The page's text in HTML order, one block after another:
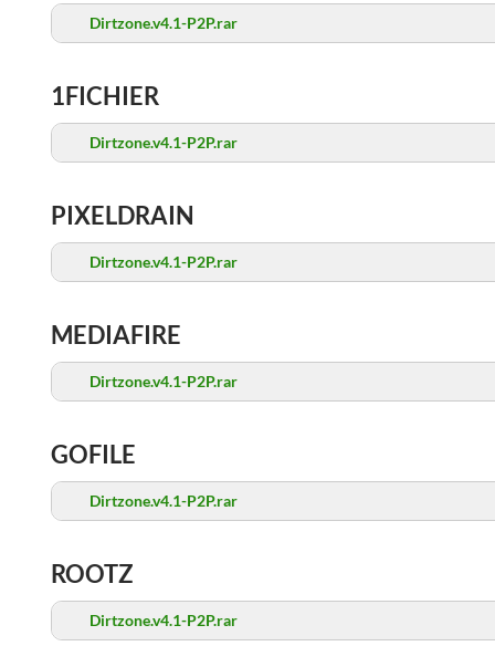
Dirtzone.v4.1-P2P.rar
1FICHIER
Dirtzone.v4.1-P2P.rar
PIXELDRAIN
Dirtzone.v4.1-P2P.rar
MEDIAFIRE
Dirtzone.v4.1-P2P.rar
GOFILE
Dirtzone.v4.1-P2P.rar
ROOTZ
Dirtzone.v4.1-P2P.rar